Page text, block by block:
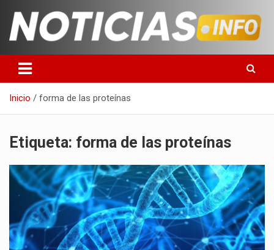
contenido
Noticias en español
Inicio forma de las proteínas
Etiqueta: forma de las proteínas